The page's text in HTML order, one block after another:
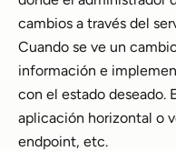
cambios a través del
Cuando se ve un
información e
con el estado deseado.
aplicación horizontal o
endpoint, etc.